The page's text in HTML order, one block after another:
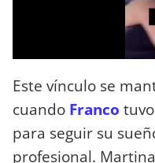
Este vínculo se
cuando Franco
para seguir su
profesional.